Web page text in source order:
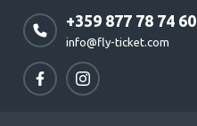
+359 877 78 74 60
info@fly-ticket.com